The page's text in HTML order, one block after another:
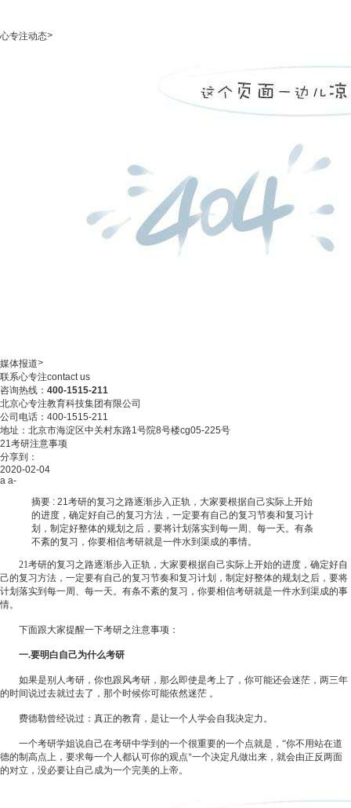
心专注动态>
媒体报道>
联系心专注contact us
咨询热线： 400-1515-211
北京心专注教育科技集团有限公司
公司电话：400-1515-211
地址：北京市海淀区中关村东路1号院8号楼cg05-225号
21考研注意事项
分享到：
2020-02-04
a a-
摘要 : 21考研的复习之路逐渐步入正轨，大家要根据自己实际上开始
的进度，确定好自己的复习方法，一定要有自己的复习节奏和复习计
划，制定好整体的规划之后，要将计划落实到每一周、每一天。有条
不紊的复习，你要相信考研就是一件水到渠成的事情。
21考研的复习之路逐渐步入正轨，大家要根据自己实际上开始的进度，确定好自
己的复习方法，一定要有自己的复习节奏和复习计划，制定好整体的规划之后，要将
计划落实到每一周、每一天。有条不紊的复习，你要相信考研就是一件水到渠成的事
情。
下面跟大家提醒一下考研之注意事项：
一.要明白自己为什么考研
如果是别人考研，你也跟风考研，那么即使是考上了，你可能还会迷茫，两三年
的时间说过去就过去了，那个时候你可能依然迷茫 。
费德勒曾经说过：真正的教育，是让一个人学会自我决定力。
一个考研学姐说自己在考研中学到的一个很重要的一个点就是， “你不用站在道
德的制高点上，要求每一个人都认可你的观点”一个决定凡做出来，就会由正反两面
的对立，没必要让自己成为一个完美的上帝。